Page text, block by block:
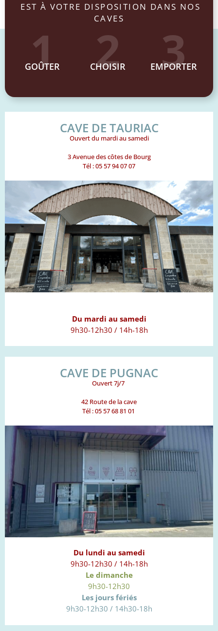
EST À VOTRE DISPOSITION DANS NOS
CAVES
1
GOÛTER 2
CHOISIR 3
EMPORTER
CAVE DE TAURIAC
Ouvert du mardi au samedi
3 Avenue des côtes de Bourg
Tél : 05 57 94 07 07
Du mardi au samedi
9h30-12h30 / 14h-18h
CAVE DE PUGNAC
Ouvert 7j/7
42 Route de la cave
Tél : 05 57 68 81 01
Du lundi au samedi
9h30-12h30 / 14h-18h
Le dimanche
9h30-12h30
Les jours fériés
9h30-12h30 / 14h30-18h